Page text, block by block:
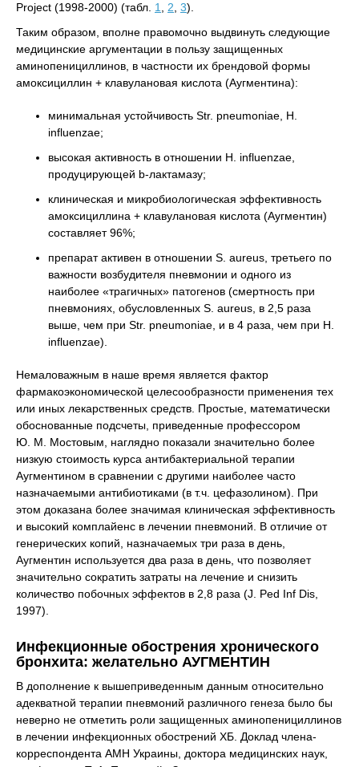
Project (1998-2000) (табл. 1 2 3).
Таким образом, вполне правомочно выдвинуть следующие
медицинские аргументации в пользу защищенных
аминопенициллинов, в частности их брендовой формы
амоксициллин + клавулановая кислота (Аугментина):
минимальная устойчивость Str. pneumoniae, H.
influenzae;
высокая активность в отношении H. influenzae,
продуцирующей b-лактамазу;
клиническая и микробиологическая эффективность
амоксициллина + клавулановая кислота (Аугментин)
составляет 96%;
препарат активен в отношении S. аureus, третьего по
важности возбудителя пневмонии и одного из
наиболее «трагичных» патогенов (смертность при
пневмониях, обусловленных S. аureus, в 2,5 раза
выше, чем при Str. рneumoniae, и в 4 раза, чем при H.
influenzae).
Немаловажным в наше время является фактор
фармакоэкономической целесообразности применения тех
или иных лекарственных средств. Простые, математически
обоснованные подсчеты, приведенные профессором
Ю. М. Мостовым, наглядно показали значительно более
низкую стоимость курса антибактериальной терапии
Аугментином в сравнении с другими наиболее часто
назначаемыми антибиотиками (в т.ч. цефазолином). При
этом доказана более значимая клиническая эффективность
и высокий комплайенс в лечении пневмоний. В отличие от
генерических копий, назначаемых три раза в день,
Аугментин используется два раза в день, что позволяет
значительно сократить затраты на лечение и снизить
количество побочных эффектов в 2,8 раза (J. Ped Inf Dis,
1997).
Инфекционные обострения хронического
бронхита: желательно АУГМЕНТИН
В дополнение к вышеприведенным данным относительно
адекватной терапии пневмоний различного генеза было бы
неверно не отметить роли защищенных аминопенициллинов
в лечении инфекционных обострений ХБ. Доклад члена-
корреспондента АМН Украины, доктора медицинских наук,